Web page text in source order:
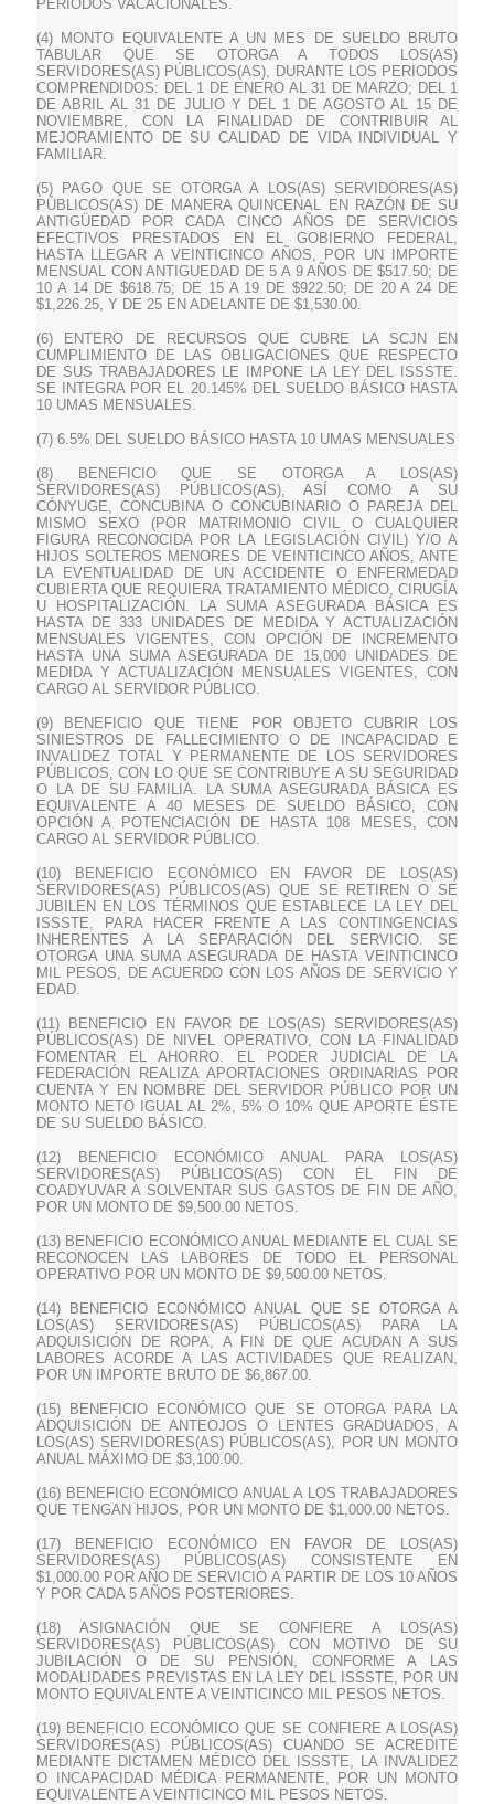
PERIODOS VACACIONALES.
(4) MONTO EQUIVALENTE A UN MES DE SUELDO BRUTO
TABULAR QUE SE OTORGA A TODOS LOS(AS)
SERVIDORES(AS) PÚBLICOS(AS), DURANTE LOS PERIODOS
COMPRENDIDOS: DEL 1 DE ENERO AL 31 DE MARZO; DEL 1
DE ABRIL AL 31 DE JULIO Y DEL 1 DE AGOSTO AL 15 DE
NOVIEMBRE, CON LA FINALIDAD DE CONTRIBUIR AL
MEJORAMIENTO DE SU CALIDAD DE VIDA INDIVIDUAL Y
FAMILIAR.
(5) PAGO QUE SE OTORGA A LOS(AS) SERVIDORES(AS)
PÚBLICOS(AS) DE MANERA QUINCENAL EN RAZÓN DE SU
ANTIGÜEDAD POR CADA CINCO AÑOS DE SERVICIOS
EFECTIVOS PRESTADOS EN EL GOBIERNO FEDERAL,
HASTA LLEGAR A VEINTICINCO AÑOS, POR UN IMPORTE
MENSUAL CON ANTIGUEDAD DE 5 A 9 AÑOS DE $517.50; DE
10 A 14 DE $618.75; DE 15 A 19 DE $922.50; DE 20 A 24 DE
$1,226.25, Y DE 25 EN ADELANTE DE $1,530.00.
(6) ENTERO DE RECURSOS QUE CUBRE LA SCJN EN
CUMPLIMIENTO DE LAS OBLIGACIONES QUE RESPECTO
DE SUS TRABAJADORES LE IMPONE LA LEY DEL ISSSTE.
SE INTEGRA POR EL 20.145% DEL SUELDO BÁSICO HASTA
10 UMAS MENSUALES.
(7) 6.5% DEL SUELDO BÁSICO HASTA 10 UMAS MENSUALES
(8) BENEFICIO QUE SE OTORGA A LOS(AS)
SERVIDORES(AS) PÚBLICOS(AS), ASÍ COMO A SU
CÓNYUGE, CONCUBINA O CONCUBINARIO O PAREJA DEL
MISMO SEXO (POR MATRIMONIO CIVIL O CUALQUIER
FIGURA RECONOCIDA POR LA LEGISLACIÓN CIVIL) Y/O A
HIJOS SOLTEROS MENORES DE VEINTICINCO AÑOS, ANTE
LA EVENTUALIDAD DE UN ACCIDENTE O ENFERMEDAD
CUBIERTA QUE REQUIERA TRATAMIENTO MÉDICO, CIRUGÍA
U HOSPITALIZACIÓN. LA SUMA ASEGURADA BÁSICA ES
HASTA DE 333 UNIDADES DE MEDIDA Y ACTUALIZACIÓN
MENSUALES VIGENTES, CON OPCIÓN DE INCREMENTO
HASTA UNA SUMA ASEGURADA DE 15,000 UNIDADES DE
MEDIDA Y ACTUALIZACIÓN MENSUALES VIGENTES, CON
CARGO AL SERVIDOR PÚBLICO.
(9) BENEFICIO QUE TIENE POR OBJETO CUBRIR LOS
SINIESTROS DE FALLECIMIENTO O DE INCAPACIDAD E
INVALIDEZ TOTAL Y PERMANENTE DE LOS SERVIDORES
PÚBLICOS, CON LO QUE SE CONTRIBUYE A SU SEGURIDAD
O LA DE SU FAMILIA. LA SUMA ASEGURADA BÁSICA ES
EQUIVALENTE A 40 MESES DE SUELDO BÁSICO, CON
OPCIÓN A POTENCIACIÓN DE HASTA 108 MESES, CON
CARGO AL SERVIDOR PÚBLICO.
(10) BENEFICIO ECONÓMICO EN FAVOR DE LOS(AS)
SERVIDORES(AS) PÚBLICOS(AS) QUE SE RETIREN O SE
JUBILEN EN LOS TÉRMINOS QUE ESTABLECE LA LEY DEL
ISSSTE, PARA HACER FRENTE A LAS CONTINGENCIAS
INHERENTES A LA SEPARACIÓN DEL SERVICIO. SE
OTORGA UNA SUMA ASEGURADA DE HASTA VEINTICINCO
MIL PESOS, DE ACUERDO CON LOS AÑOS DE SERVICIO Y
EDAD.
(11) BENEFICIO EN FAVOR DE LOS(AS) SERVIDORES(AS)
PÚBLICOS(AS) DE NIVEL OPERATIVO, CON LA FINALIDAD
FOMENTAR EL AHORRO. EL PODER JUDICIAL DE LA
FEDERACIÓN REALIZA APORTACIONES ORDINARIAS POR
CUENTA Y EN NOMBRE DEL SERVIDOR PÚBLICO POR UN
MONTO NETO IGUAL AL 2%, 5% O 10% QUE APORTE ÉSTE
DE SU SUELDO BÁSICO.
(12) BENEFICIO ECONÓMICO ANUAL PARA LOS(AS)
SERVIDORES(AS) PÚBLICOS(AS) CON EL FIN DE
COADYUVAR A SOLVENTAR SUS GASTOS DE FIN DE AÑO,
POR UN MONTO DE $9,500.00 NETOS.
(13) BENEFICIO ECONÓMICO ANUAL MEDIANTE EL CUAL SE
RECONOCEN LAS LABORES DE TODO EL PERSONAL
OPERATIVO POR UN MONTO DE $9,500.00 NETOS.
(14) BENEFICIO ECONÓMICO ANUAL QUE SE OTORGA A
LOS(AS) SERVIDORES(AS) PÚBLICOS(AS) PARA LA
ADQUISICIÓN DE ROPA, A FIN DE QUE ACUDAN A SUS
LABORES ACORDE A LAS ACTIVIDADES QUE REALIZAN,
POR UN IMPORTE BRUTO DE $6,867.00.
(15) BENEFICIO ECONÓMICO QUE SE OTORGA PARA LA
ADQUISICIÓN DE ANTEOJOS O LENTES GRADUADOS, A
LOS(AS) SERVIDORES(AS) PÚBLICOS(AS), POR UN MONTO
ANUAL MÁXIMO DE $3,100.00.
(16) BENEFICIO ECONÓMICO ANUAL A LOS TRABAJADORES
QUE TENGAN HIJOS, POR UN MONTO DE $1,000.00 NETOS.
(17) BENEFICIO ECONÓMICO EN FAVOR DE LOS(AS)
SERVIDORES(AS) PÚBLICOS(AS) CONSISTENTE EN
$1,000.00 POR AÑO DE SERVICIO A PARTIR DE LOS 10 AÑOS
Y POR CADA 5 AÑOS POSTERIORES.
(18) ASIGNACIÓN QUE SE CONFIERE A LOS(AS)
SERVIDORES(AS) PÚBLICOS(AS) CON MOTIVO DE SU
JUBILACIÓN O DE SU PENSIÓN, CONFORME A LAS
MODALIDADES PREVISTAS EN LA LEY DEL ISSSTE, POR UN
MONTO EQUIVALENTE A VEINTICINCO MIL PESOS NETOS.
(19) BENEFICIO ECONÓMICO QUE SE CONFIERE A LOS(AS)
SERVIDORES(AS) PÚBLICOS(AS) CUANDO SE ACREDITE
MEDIANTE DICTAMEN MÉDICO DEL ISSSTE, LA INVALIDEZ
O INCAPACIDAD MÉDICA PERMANENTE, POR UN MONTO
EQUIVALENTE A VEINTICINCO MIL PESOS NETOS.